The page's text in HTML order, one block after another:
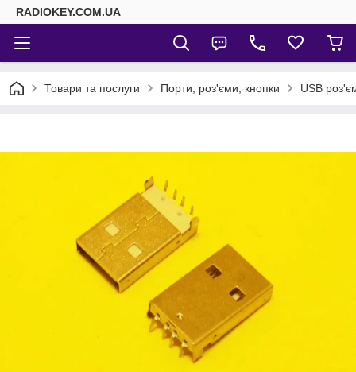
RADIOKEY.COM.UA
Товари та послуги Порти, роз'єми, кнопки USB